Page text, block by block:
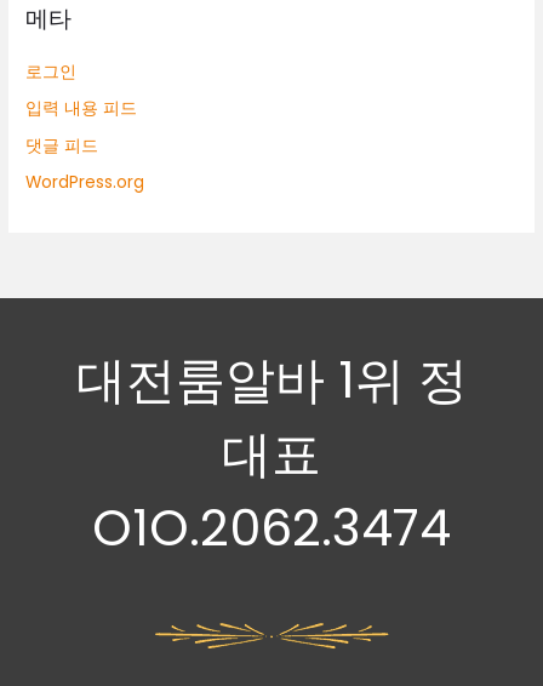
메타
로그인
입력 내용 피드
댓글 피드
WordPress.org
대전룸알바 1위 정
대표
O1O.2062.3474